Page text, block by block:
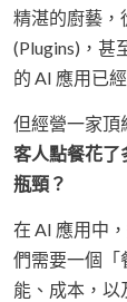
精湛的廚藝，
(Plugins)，甚
的 AI 應用已
但經營一家頂
客人點餐花了
瓶頸？
在 AI 應用中
們需要一個「
能、成本，以